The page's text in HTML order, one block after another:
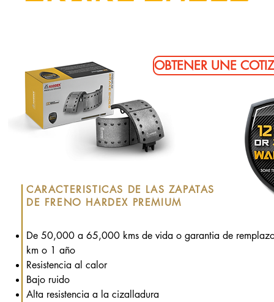
OBTENER UNE
CARACTERISTICAS DE LAS ZAPATAS
DE FRENO HARDEX PREMIUM
De 50,000 a 65,000 kms de vida o garantia de
km o 1 año
Resistencia al calor
Bajo ruido
Alta resistencia a la cizalladura